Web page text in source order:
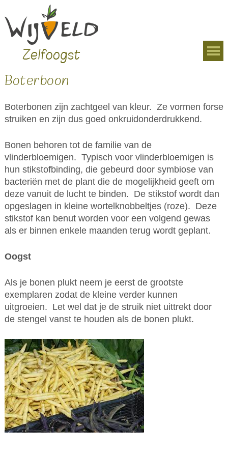
Overslaan en naar de algemene inhoud gaan
U bent hier
Boterboon
Boterbonen zijn zachtgeel van kleur. Ze vormen forse
struiken en zijn dus goed onkruidonderdrukkend.
Bonen behoren tot de familie van de
vlinderbloemigen. Typisch voor vlinderbloemigen is
hun stikstofbinding, die gebeurd door symbiose van
bacteriën met de plant die de mogelijkheid geeft om
deze vanuit de lucht te binden. De stikstof wordt dan
opgeslagen in kleine wortelknobbeltjes (roze). Deze
stikstof kan benut worden voor een volgend gewas
als er binnen enkele maanden terug wordt geplant.
Oogst
Als je bonen plukt neem je eerst de grootste
exemplaren zodat de kleine verder kunnen
uitgroeien. Let wel dat je de struik niet uittrekt door
de stengel vanst te houden als de bonen plukt.